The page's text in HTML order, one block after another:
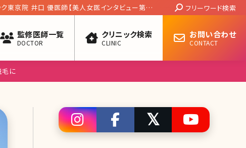
ク東京院 井口 優医師【美人女医インタビュー第五
Search:
フリーワード検索
監修医師一覧
DOCTOR
クリニック検索
CLINIC
お問い合わせ
CONTACT
毛に